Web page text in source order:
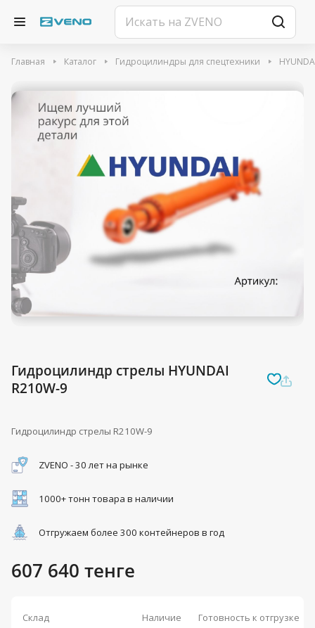
Главная Каталог Гидроцилиндры для спецтехники
Гидроцилиндр стрелы HYUNDAI
R210W-9
Гидроцилиндр стрелы R210W-9
ZVENO - 30 лет на рынке
1000+ тонн товара в наличии
Отгружаем более 300 контейнеров в год
607 640 тенге
Склад Наличие Готовность к отгрузке